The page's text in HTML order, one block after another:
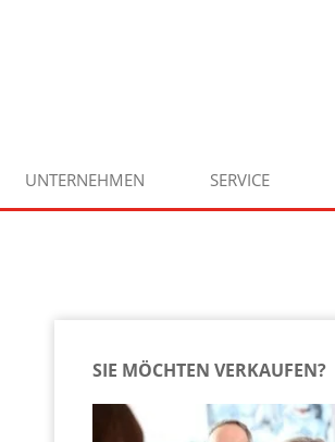
UNTERNEHMEN SERVICE
SIE MÖCHTEN VERKAUFEN?